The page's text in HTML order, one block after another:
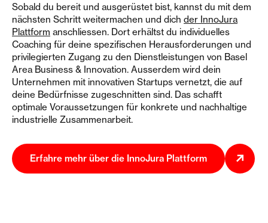
Sobald du bereit und ausgerüstet bist, kannst du mit dem
nächsten Schritt weitermachen und dich der InnoJura
Plattform anschliessen. Dort erhältst du individuelles
Coaching für deine spezifischen Herausforderungen und
privilegierten Zugang zu den Dienstleistungen von Basel
Area Business & Innovation. Ausserdem wird dein
Unternehmen mit innovativen Startups vernetzt, die auf
deine Bedürfnisse zugeschnitten sind. Das schafft
optimale Voraussetzungen für konkrete und nachhaltige
industrielle Zusammenarbeit.
Erfahre mehr über die InnoJura Plattform